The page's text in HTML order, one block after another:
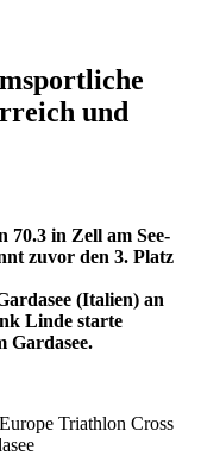
und
in Zell am See-
zuvor den 3. Platz
(Italien) an
Linde starte
Gardasee.
Triathlon Cross